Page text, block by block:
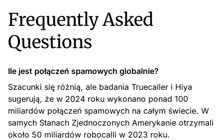
Frequently Asked
Questions
Ile jest połączeń spamowych globalnie?
Szacunki się różnią, ale badania Truecaller i Hiya
sugerują, że w 2024 roku wykonano ponad 100
miliardów połączeń spamowych na całym świecie. W
samych Stanach Zjednoczonych Amerykanie otrzymali
około 50 miliardów robocalli w 2023 roku.